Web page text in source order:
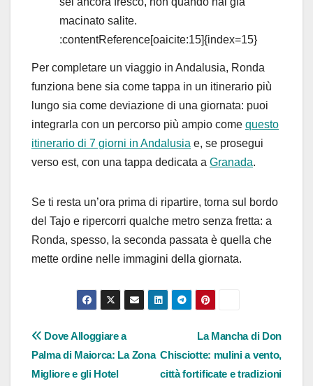
macinato salite.
:contentReference[oaicite:15]{index=15}
Per completare un viaggio in Andalusia, Ronda
funziona bene sia come tappa in un itinerario più
lungo sia come deviazione di una giornata: puoi
integrarla con un percorso più ampio come questo
itinerario di 7 giorni in Andalusia e, se prosegui
verso est, con una tappa dedicata a Granada.
Se ti resta un’ora prima di ripartire, torna sul bordo
del Tajo e ripercorri qualche metro senza fretta: a
Ronda, spesso, la seconda passata è quella che
mette ordine nelle immagini della giornata.
Navigazione
articoli
La Mancha di Don
Chisciotte: mulini a vento,
città fortificate e tradizioni
Dove Alloggiare a
Palma di Maiorca: La Zona
Migliore e gli Hotel